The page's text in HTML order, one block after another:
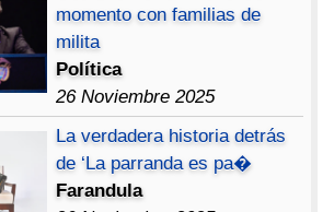
momento con familias de
milita
Política
26 Noviembre 2025
La verdadera historia detrás
de ‘La parranda es pa�
Farandula